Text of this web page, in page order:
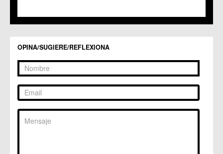
C.C. Zarandona
OPINA/SUGIERE/REFLEXIONA